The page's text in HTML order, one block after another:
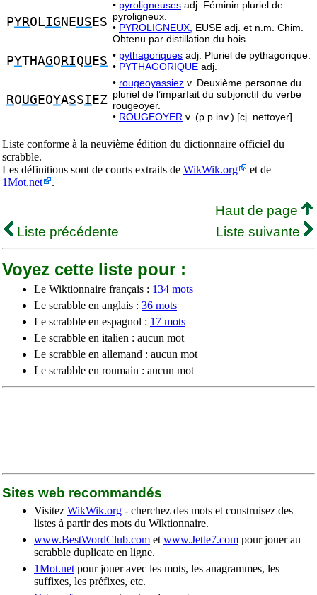
PYROLIG NEUS ES
• pyroligneuses adj. Féminin pluriel de
pyroligneux.
• PYROLIGNEUX, EUSE adj. et n.m. Chim.
Obtenu par distillation du bois.
PYTHAGO RIQU ES • pythagoriques adj. Pluriel de pythagorique.
• PYTHAGORIQUE adj.
ROUG EOYASSI EZ
• rougeoyassiez v. Deuxième personne du
pluriel de l’imparfait du subjonctif du verbe
rougeoyer.
• ROUGEOYER v. (p.p.inv.) [cj. nettoyer].
Liste conforme à la neuvième édition du dictionnaire officiel du
scrabble.
Les définitions sont de courts extraits de WikWik.org
et de
1Mot.net
.
Haut de page
Liste précédente
Liste suivante
Voyez cette liste pour :
Le Wiktionnaire français : 134 mots
Le scrabble en anglais : 36 mots
Le scrabble en espagnol : 17 mots
Le scrabble en italien : aucun mot
Le scrabble en allemand : aucun mot
Le scrabble en roumain : aucun mot
Sites web recommandés
Visitez WikWik.org - cherchez des mots et construisez des
listes à partir des mots du Wiktionnaire.
www.BestWordClub.com et www.Jette7.com pour jouer au
scrabble duplicate en ligne.
1Mot.net pour jouer avec les mots, les anagrammes, les
suffixes, les préfixes, etc.